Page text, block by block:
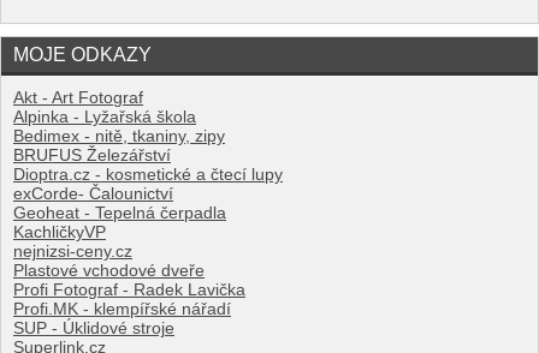
MOJE ODKAZY
Akt - Art Fotograf
Alpinka - Lyžařská škola
Bedimex - nitě, tkaniny, zipy
BRUFUS Železářství
Dioptra.cz - kosmetické a čtecí lupy
exCorde- Čalounictví
Geoheat - Tepelná čerpadla
KachličkyVP
nejnizsi-ceny.cz
Plastové vchodové dveře
Profi Fotograf - Radek Lavička
Profi.MK - klempířské nářadí
SUP - Úklidové stroje
Superlink.cz